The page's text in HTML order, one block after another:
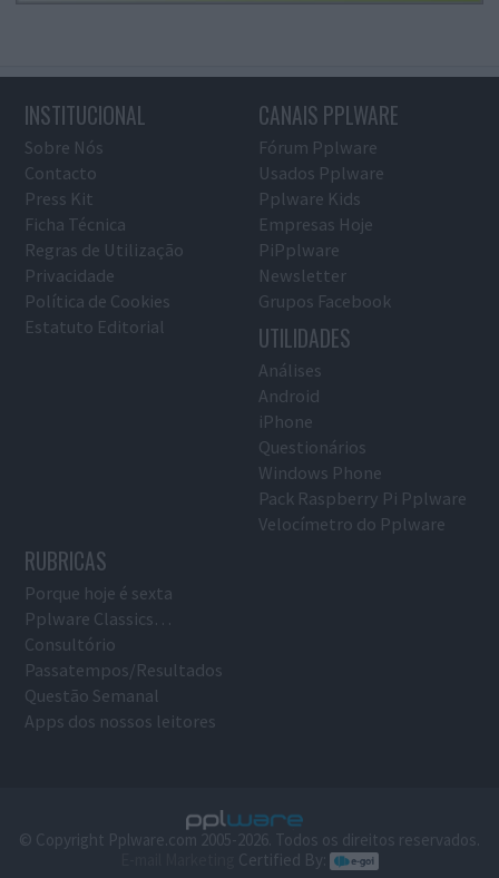
INSTITUCIONAL
Sobre Nós
Contacto
Press Kit
Ficha Técnica
Regras de Utilização
Privacidade
Política de Cookies
Estatuto Editorial
CANAIS PPLWARE
Fórum Pplware
Usados Pplware
Pplware Kids
Empresas Hoje
PiPplware
Newsletter
Grupos Facebook
UTILIDADES
Análises
Android
iPhone
Questionários
Windows Phone
Pack Raspberry Pi Pplware
Velocímetro do Pplware
RUBRICAS
Porque hoje é sexta
Pplware Classics…
Consultório
Passatempos/Resultados
Questão Semanal
Apps dos nossos leitores
© Copyright Pplware.com 2005-2026. Todos os direitos reservados.
Certified By: